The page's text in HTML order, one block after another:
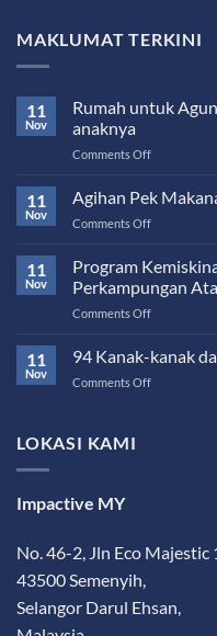
MAKLUMAT TERKINI
11
Nov
Rumah untuk
anaknya
Comments Offon
untuk
Agung
Hadiah
Untuk
Anak-
anaknya
11
Nov
Agihan Pek
Comments Offon
Pek
Makanan
di
Semporna
11
Nov
Program
Perkampungan
Comments Offon
Kemiskinan
Haid
Membantu
11
Nov
94 Kanak-kanak
Comments Offon
LOKASI KAMI
Impactive MY
No. 46-2, Jln Eco Majestic
43500 Semenyih,
Selangor Darul Ehsan,